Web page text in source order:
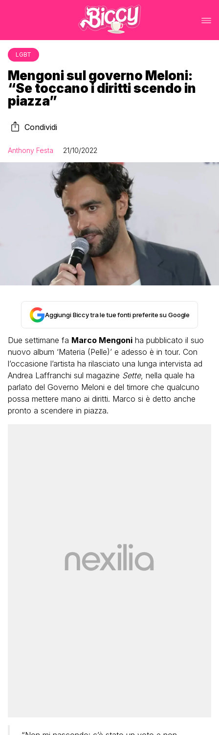
LGBT
Mengoni sul governo Meloni:
“Se toccano i diritti scendo in
piazza”
Condividi
Anthony Festa 21/10/2022
Aggiungi Biccy tra le tue fonti preferite su Google
Due settimane fa Marco Mengoni ha pubblicato il suo
nuovo album ‘Materia (Pelle)’ e adesso è in tour. Con
l’occasione l’artista ha rilasciato una lunga intervista ad
Andrea Laffranchi sul magazine Sette, nella quale ha
parlato del Governo Meloni e del timore che qualcuno
possa mettere mano ai diritti. Marco si è detto anche
pronto a scendere in piazza.